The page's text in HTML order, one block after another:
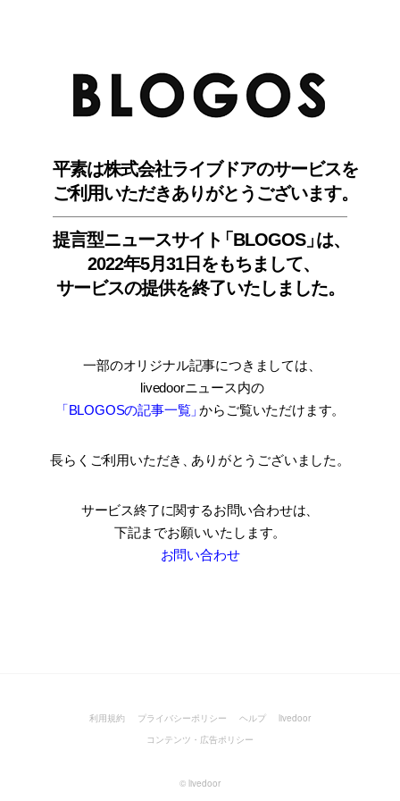
平素は株式会社ライブドアのサービスを
ご利用いただきありがとうございます。
提言型ニュースサイ ト「BLOGOS」は、
2022年5月31日をもちまして、
サービスの提供を終了いたしました。
一部のオリジナル記事につきましては
livedoorニュース内の
「BLOGOSの記事一覧」からご覧いただけます。
長らくご利用いただき ありがとうございました。
サービス終了に関するお問い合わせは、
下記までお願いいたします。
お問い合わせ
利用規約 プライバシーポリシー ヘルプ
livedoor
コンテンツ・広告ポリシー
© livedoor